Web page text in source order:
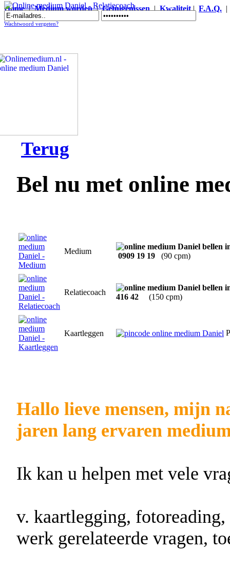
Home|Medium worden|Getuigenissen|Kwaliteit| F.A.Q.
Online medium Daniel - Relatiecoach
Wachtwoord vergeten?
Terug
Bel nu met online
Medium
0909 19 19 (90 cpm)
Relatiecoach
416 42 (150 cpm)
Kaartleggen
Hallo lieve mensen, mijn
jaren lang ervaren
Ik kan u helpen met vele
v. kaartlegging,
werk gerelateerde vragen,